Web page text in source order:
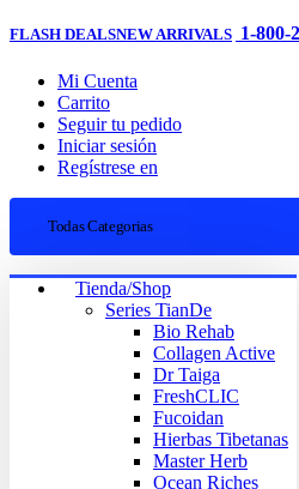
FLASH DEALSNEW ARRIVALS 1-800-
Mi Cuenta
Carrito
Seguir tu pedido
Iniciar sesión
Regístrese en
Todas Categorias
Tienda/Shop
Series TianDe
Bio Rehab
Collagen Active
Dr Taiga
FreshCLIC
Fucoidan
Hierbas Tibetanas
Master Herb
Ocean Riches